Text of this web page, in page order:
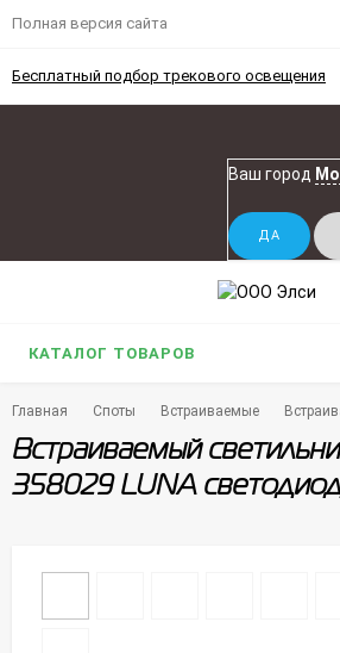
Полная версия сайта
Бесплатный подбор трекового освещения
Ваш город
КАТАЛОГ ТОВАРОВ
Главная Споты Встраиваемые
Встраиваемый
358029 LUNA